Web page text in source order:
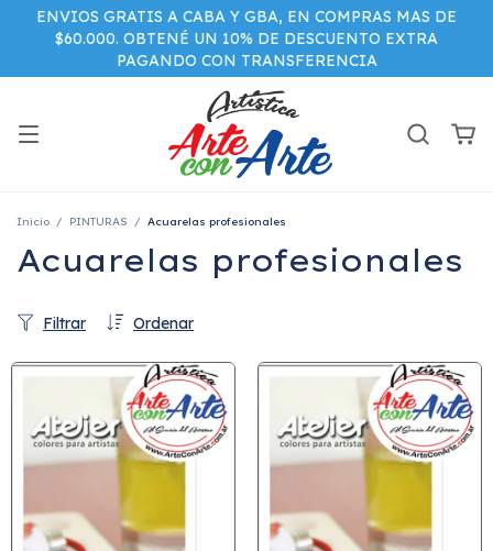
ENVIOS GRATIS A CABA Y GBA, EN COMPRAS MAS DE
$60.000. OBTENÉ UN 10% DE DESCUENTO EXTRA
PAGANDO CON TRANSFERENCIA
Inicio / PINTURAS / Acuarelas profesionales
Acuarelas profesionales
Ordenar
Filtrar